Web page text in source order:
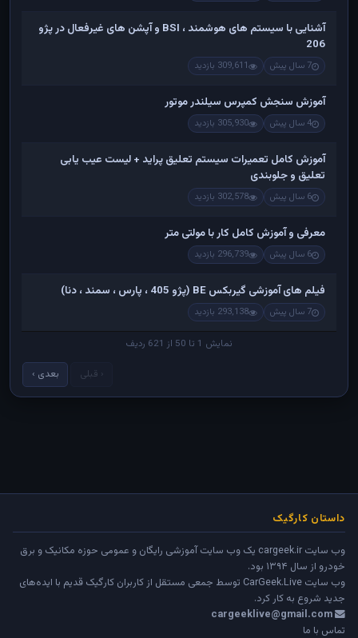
آشنایی با سیستم های هوشمند ، BSI و آپشن های غیرفعال در پژو
206
7 سال پیش 309,611 بازدید
آموزش سنجش کمپرس سیلندر موتور
4 سال پیش 305,930 بازدید
آموزش کامل تعمیرات سیستم تعلیق پراید + لیست عیب یابی
تعلیق و جلوبندی
6 سال پیش 302,578 بازدید
معرفی و آموزش کامل کار با مولتی متر
6 سال پیش 296,739 بازدید
فیلم های آموزشی گیربکس BE (پژو 405 ، پارس ، سمند ، دنا)
7 سال پیش 293,138 بازدید
نمایش 1 تا 50 از 621 ردیف
‹ قبلی بعدی ›
داستان کارگیک
وب سایت cargeek.ir یک وب سایت آموزشی رایگان و عمومی حوزه مکانیک و برق
خودرو از سال ۱۳۹۴ بود.
وب سایت CarGeek.Live توسط جمعی مستقل از کاربران کارگیک قدیم با ایده‌های
جدید شروع به کار کرد.
cargeeklive@gmail.com
تماس با ما